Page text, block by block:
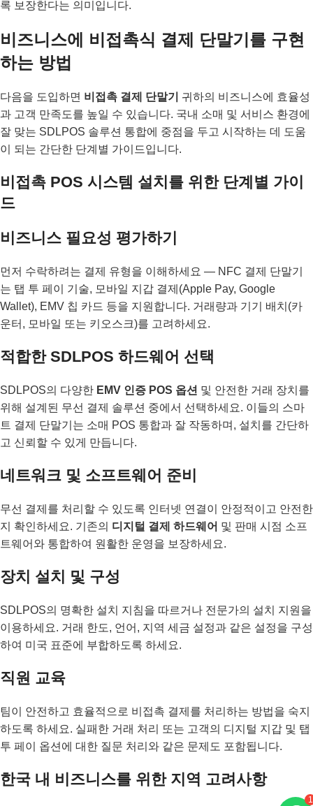
록 보장한다는 의미입니다.
비즈니스에 비접촉식 결제 단말기를 구현
하는 방법
다음을 도입하면 비접촉 결제 단말기
귀하의 비즈니스에 효율성
과 고객 만족도를 높일 수 있습니다. 국내 소매 및 서비스 환경에
잘 맞는 SDLPOS 솔루션 통합에 중점을 두고 시작하는 데 도움
이 되는 간단한 단계별 가이드입니다.
비접촉 POS 시스템 설치를 위한 단계별 가이
드
비즈니스 필요성 평가하기
먼저 수락하려는 결제 유형을 이해하세요 — NFC 결제 단말기
는 탭 투 페이 기술, 모바일 지갑 결제(Apple Pay, Google
Wallet), EMV 칩 카드 등을 지원합니다. 거래량과 기기 배치(카
운터, 모바일 또는 키오스크)를 고려하세요.
적합한 SDLPOS 하드웨어 선택
SDLPOS의 다양한 EMV 인증 POS 옵션 및 안전한 거래 장치를
위해 설계된 무선 결제 솔루션 중에서 선택하세요. 이들의 스마
트 결제 단말기는 소매 POS 통합과 잘 작동하며, 설치를 간단하
고 신뢰할 수 있게 만듭니다.
네트워크 및 소프트웨어 준비
무선 결제를 처리할 수 있도록 인터넷 연결이 안정적이고 안전한
지 확인하세요. 기존의 디지털 결제 하드웨어 및 판매 시점 소프
트웨어와 통합하여 원활한 운영을 보장하세요.
장치 설치 및 구성
SDLPOS의 명확한 설치 지침을 따르거나 전문가의 설치 지원을
이용하세요. 거래 한도, 언어, 지역 세금 설정과 같은 설정을 구성
하여 미국 표준에 부합하도록 하세요.
직원 교육
팀이 안전하고 효율적으로 비접촉 결제를 처리하는 방법을 숙지
하도록 하세요. 실패한 거래 처리 또는 고객의 디지털 지갑 및 탭
투 페이 옵션에 대한 질문 처리와 같은 문제도 포함됩니다.
한국 내 비즈니스를 위한 지역 고려사항